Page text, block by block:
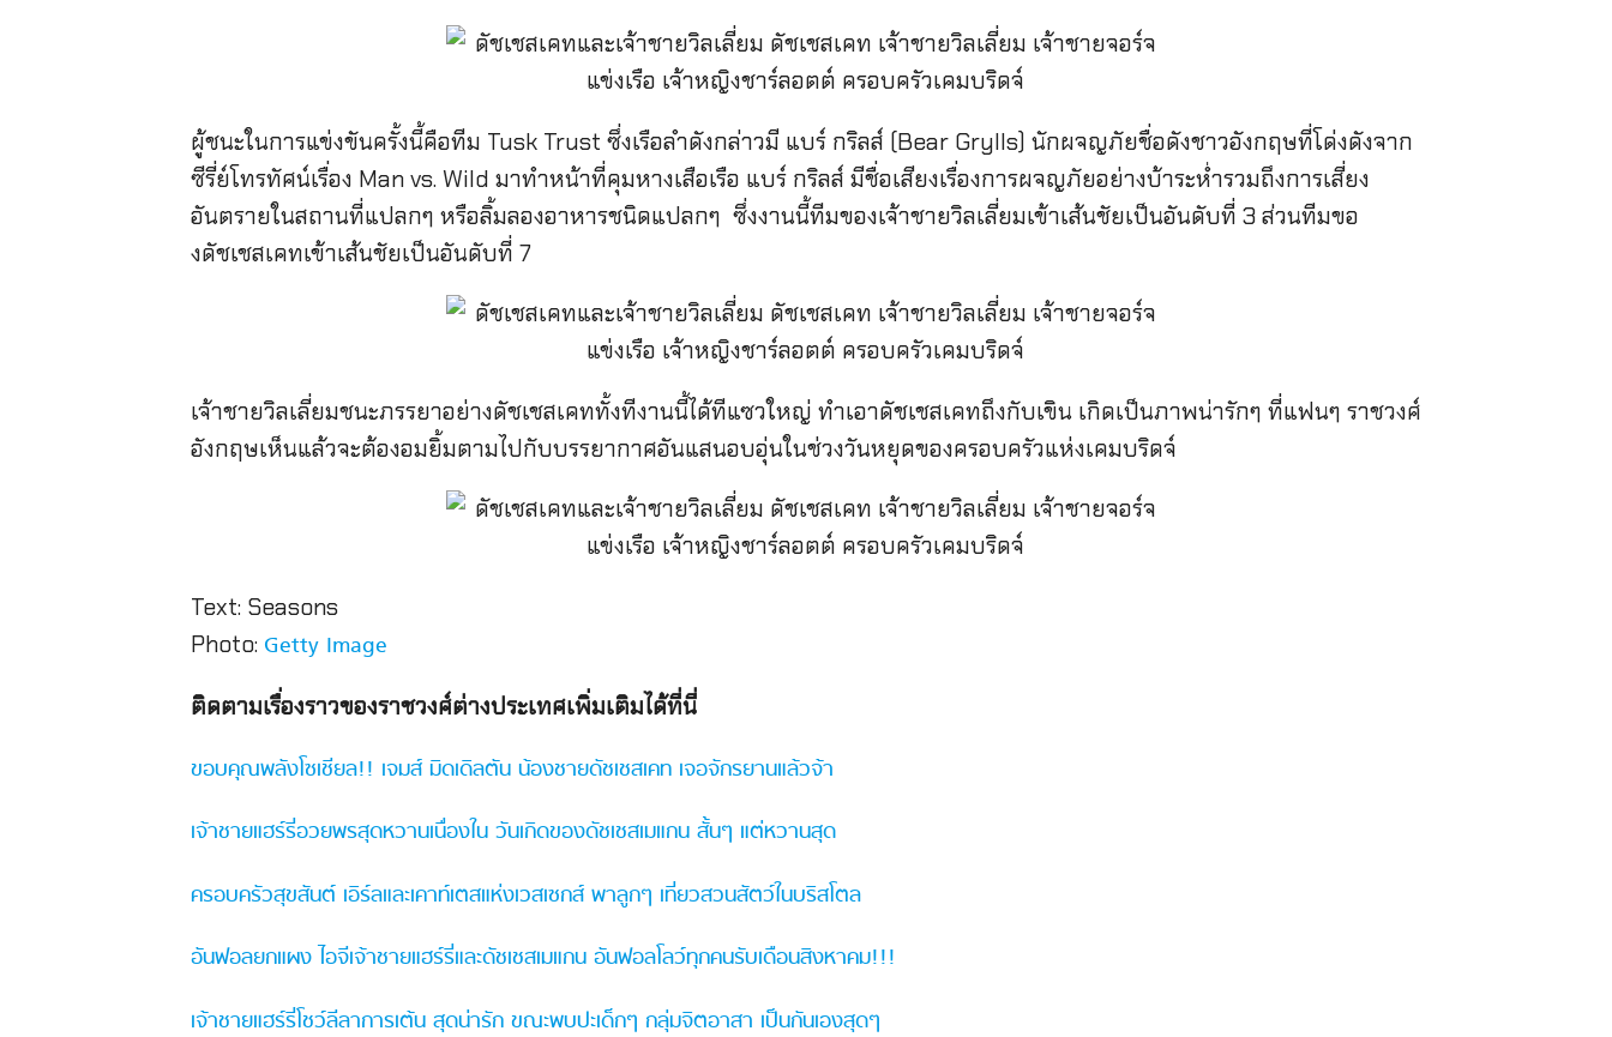
ผู้ชนะในการแข่งขันครั้งนี้คือทีม Tusk Trust ซึ่งเรือลำดังกล่าวมี แบร์ กริลส์ (Bear Grylls) นักผจญภัยชื่อดังชาวอังกฤษที่โด่งดังจาก
ซีรี่ย์โทรทัศน์เรื่อง Man vs. Wild มาทำหน้าที่คุมหางเสือเรือ แบร์ กริลส์ มีชื่อเสียงเรื่องการผจญภัยอย่างบ้าระห่ำรวมถึงการเสี่ยง
อันตรายในสถานที่แปลกๆ หรือลิ้มลองอาหารชนิดแปลกๆ ซึ่งงานนี้ทีมของเจ้าชายวิลเลี่ยมเข้าเส้นชัยเป็นอันดับที่ 3 ส่วนทีมขอ
งดัชเชสเคทเข้าเส้นชัยเป็นอันดับที่ 7
เจ้าชายวิลเลี่ยมชนะภรรยาอย่างดัชเชสเคททั้งทีงานนี้ได้ทีแซวใหญ่ ทำเอาดัชเชสเคทถึงกับเขิน เกิดเป็นภาพน่ารักๆ ที่แฟนๆ ราชวงศ์
อังกฤษเห็นแล้วจะต้องอมยิ้มตามไปกับบรรยากาศอันแสนอบอุ่นในช่วงวันหยุดของครอบครัวแห่งเคมบริดจ์
Text: Seasons
Photo: Getty Image
ติดตามเรื่องราวของราชวงศ์ต่างประเทศเพิ่มเติมได้ที่นี่
ขอบคุณพลังโซเชียล!! เจมส์ มิดเดิลตัน น้องชายดัชเชสเคท เจอจักรยานแล้วจ้า
เจ้าชายแฮร์รี่อวยพรสุดหวานเนื่องใน วันเกิดของดัชเชสเมแกน สั้นๆ แต่หวานสุด
ครอบครัวสุขสันต์ เอิร์ลและเคาท์เตสแห่งเวสเซกส์ พาลูกๆ เที่ยวสวนสัตว์ในบริสโตล
อันฟอลยกแผง ไอจีเจ้าชายแฮร์รี่และดัชเชสเมแกน อันฟอลโลว์ทุกคนรับเดือนสิงหาคม!!!
เจ้าชายแฮร์รี่โชว์ลีลาการเต้น สุดน่ารัก ขณะพบปะเด็กๆ กลุ่มจิตอาสา เป็นกันเองสุดๆ